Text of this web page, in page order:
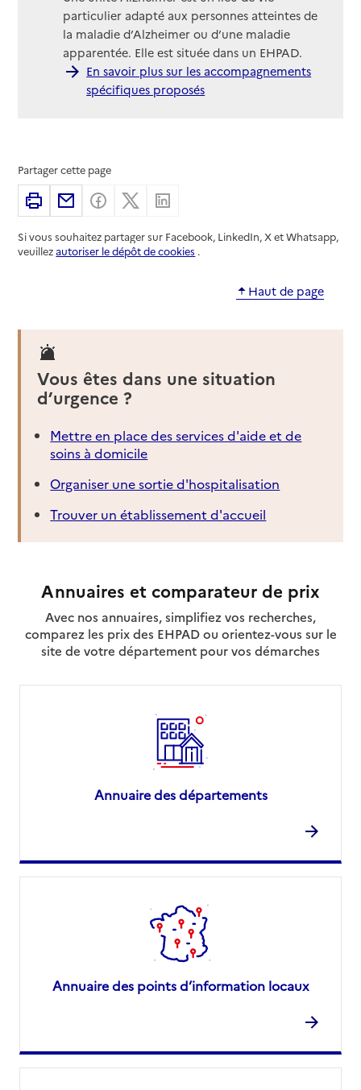
particulier adapté aux personnes atteintes de
la maladie d’Alzheimer ou d’une maladie
apparentée. Elle est située dans un EHPAD.
En savoir plus sur les accompagnements
spécifiques proposés
Partager cette page
ImprimerPartager par email
Partager sur Facebook
Partager sur X
Si vous souhaitez partager sur Facebook, LinkedIn, X et Whatsapp,
veuillezautoriser le dépôt de cookies .
Haut de page
Vous êtes dans une situation
d’urgence ?
Mettre en place des services d'aide et de
soins à domicile
Organiser une sortie d'hospitalisation
Trouver un établissement d'accueil
Annuaires et comparateur de prix
Avec nos annuaires, simplifiez vos recherches,
comparez les prix des EHPAD ou orientez-vous sur le
site de votre département pour vos démarches
Annuaire des départements
Annuaire des points d’information locaux